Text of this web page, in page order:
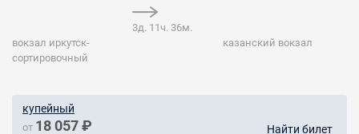
вокзал иркутск-
сортировочный
3д. 11ч. 36м.
казанский вокзал
купейный
от 18 057 ₽ Найти билет